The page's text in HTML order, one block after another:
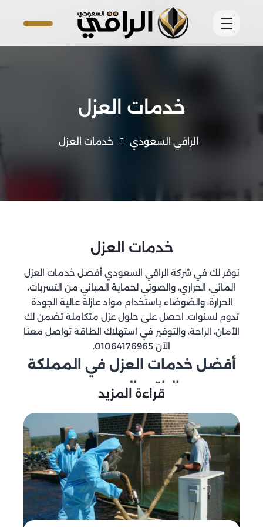
خدمات العزل
الراقي السعودي خدمات العزل
خدمات العزل
نوفر لك في شركة الراقي السعودي أفضل خدمات العزل
المائي، الحراري، والصوتي لحماية المباني من التسربات،
الحرارة، والضوضاء باستخدام مواد عازلة عالية الجودة
تدوم لسنوات. احصل على حلول عزل متكاملة تضمن لك
الأمان، الراحة، والتوفير في استهلاك الطاقة تواصل معنا
الآن 01064176965.
أفضل خدمات العزل في المملكة
– الراقي السعودي
مجال العزل بجميع أنواعه، سواء العزل المائي، العزل
الحراري أو العزل الصوتي، حيث نوفر حلولًا متكاملة تحمي
المباني من المخاطر المحتملة مثل تسرب المياه، ارتفاع
درجات الحرارة وانتقال الأصوات المزعجة. نعتمد على
أفضل المواد العازلة التي أثبتت فعاليتها على مر السنين
لضمان حماية دائمة وجودة فائقة.
أهمية العزل في المباني
قراءة المزيد